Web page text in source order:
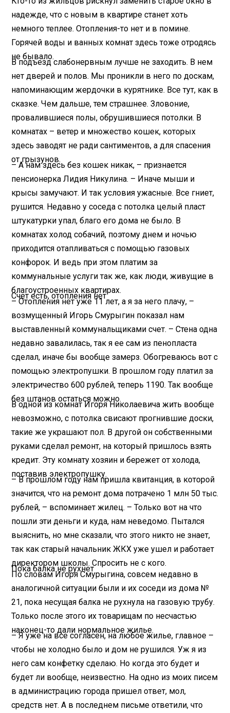
надежде, что с новым в квартире станет хоть
немного теплее. Отопления-то нет и в помине.
Горячей воды и ванных комнат здесь тоже отродясь
не бывало.
В подъезд слабонервным лучше не заходить. В нем
нет дверей и полов. Мы проникли в него по доскам,
напоминающим жердочки в курятнике. Все тут, как в
сказке. Чем дальше, тем страшнее. Зловоние,
провалившиеся полы, обрушившиеся потолки. В
комнатах – ветер и множество кошек, которых
здесь заводят не ради сантиментов, а для спасения
от грызунов.
– А нам здесь без кошек никак, – признается
пенсионерка Лидия Никулина. – Иначе мыши и
крысы замучают. И так условия ужасные. Все гниет,
рушится. Недавно у соседа с потолка целый пласт
штукатурки упал, благо его дома не было. В
комнатах холод собачий, поэтому днем и ночью
приходится отапливаться с помощью газовых
конфорок. И ведь при этом платим за
коммунальные услуги так же, как люди, живущие в
благоустроенных квартирах.
Счет есть, отопления нет
– Отопления нет уже 11 лет, а я за него плачу, –
возмущенный Игорь Смурыгин показал нам
выставленный коммунальщиками счет. – Стена одна
недавно завалилась, так я ее сам из пенопласта
сделал, иначе бы вообще замерз. Обогреваюсь вот с
помощью электропушки. В прошлом году платил за
электричество 600 рублей, теперь 1190. Так вообще
без штанов остаться можно.
В одной из комнат Игоря Николаевича жить вообще
невозможно, с потолка свисают прогнившие доски,
такие же украшают пол. В другой он собственными
руками сделал ремонт, на который пришлось взять
кредит. Эту комнату хозяин и бережет от холода,
поставив электропушку.
– В прошлом году нам пришла квитанция, в которой
значится, что на ремонт дома потрачено 1 млн 50 тыс.
рублей, – вспоминает жилец. – Только вот на что
пошли эти деньги и куда, нам неведомо. Пытался
выяснить, но мне сказали, что этого никто не знает,
так как старый начальник ЖКХ уже ушел и работает
директором школы. Спросить не с кого.
Пока балка не рухнет
По словам Игоря Смурыгина, совсем недавно в
аналогичной ситуации были и их соседи из дома №
21, пока несущая балка не рухнула на газовую трубу.
Только после этого их товарищам по несчастью
наконец-то дали нормальное жилье.
– Я уже на все согласен, на любое жилье, главное –
чтобы не холодно было и дом не рушился. Уж я из
него сам конфетку сделаю. Но когда это будет и
будет ли вообще, неизвестно. На одно из моих писем
в администрацию города пришел ответ, мол,
средств нет. А в последнем письме ответили, что